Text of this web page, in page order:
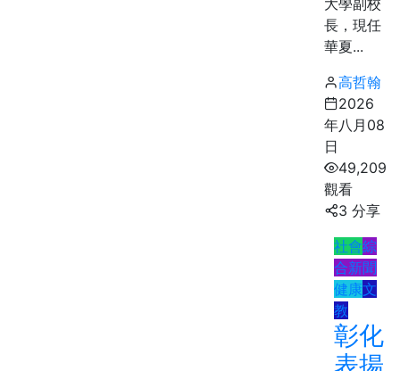
長，現任
華夏...
高哲翰
2026
年八月08
日
49,209
觀看
3 分享
社會綜
合新聞
健康文
教
彰化
表揚